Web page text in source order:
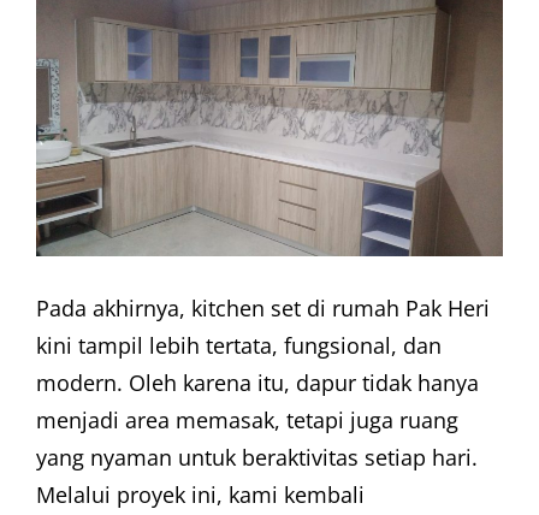
Pada akhirnya, kitchen set di rumah Pak Heri
kini tampil lebih tertata, fungsional, dan
modern. Oleh karena itu, dapur tidak hanya
menjadi area memasak, tetapi juga ruang
yang nyaman untuk beraktivitas setiap hari.
Melalui proyek ini, kami kembali